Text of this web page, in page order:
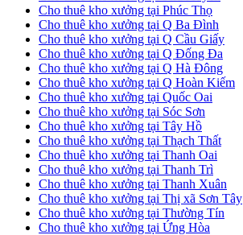
Cho thuê kho xưởng tại Phúc Thọ
Cho thuê kho xưởng tại Q Ba Đình
Cho thuê kho xưởng tại Q Cầu Giấy
Cho thuê kho xưởng tại Q Đống Đa
Cho thuê kho xưởng tại Q Hà Đông
Cho thuê kho xưởng tại Q Hoàn Kiếm
Cho thuê kho xưởng tại Quốc Oai
Cho thuê kho xưởng tại Sóc Sơn
Cho thuê kho xưởng tại Tây Hồ
Cho thuê kho xưởng tại Thạch Thất
Cho thuê kho xưởng tại Thanh Oai
Cho thuê kho xưởng tại Thanh Trì
Cho thuê kho xưởng tại Thanh Xuân
Cho thuê kho xưởng tại Thị xã Sơn Tây
Cho thuê kho xưởng tại Thường Tín
Cho thuê kho xưởng tại Ứng Hòa